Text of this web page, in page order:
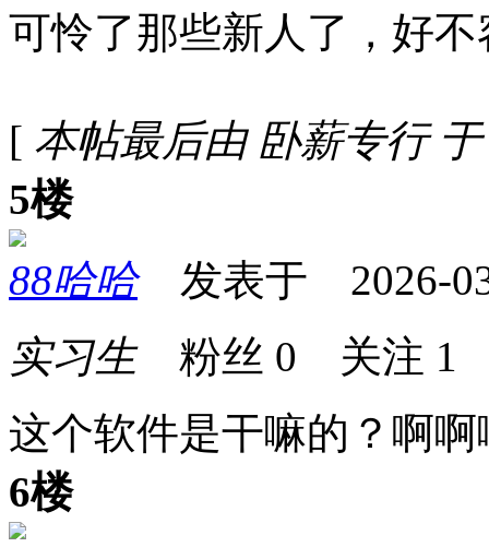
可怜了那些新人了，好
[ 本帖最后由 卧薪专行
5楼
88哈哈发表于 2026-
实习生粉丝 0 关注 1
这个软件是干嘛的？啊
6楼